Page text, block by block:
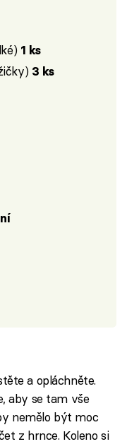
1 ks
3 ks
a opláchněte.
aby se tam vše
nemělo být moc
z hrnce. Koleno si